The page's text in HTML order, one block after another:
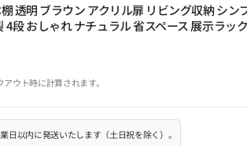
透明 ブラウン アクリル扉 リビング収納 シン
4段 おしゃれ ナチュラル 省スペース 展示ラッ
アウト時に計算されます。
日以内に発送いたします（土日祝を除く）。